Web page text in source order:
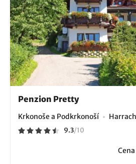
Penzion Pretty
Krkonoše a Podkrkonoší
9.3/10